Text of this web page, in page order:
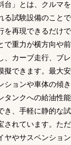
台」とは、クルマ
る試験設備のこと
を再現できるだけで
で重力が横方向や
、カーブ走行、ブ
擬できます。最大
ションや車体の傾き
タンクへの給油性能
き、手軽に静的な
されています。た
ヤやサスペンショ